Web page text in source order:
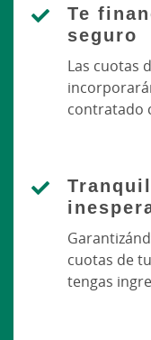
Te
seguro
Las cuotas
contratado
cuotas de
tengas